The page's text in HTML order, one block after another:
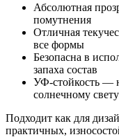
Абсолютная
помутнения
Отличная
все формы
Безопасна в
запаха состав
УФ-стойкость —
солнечному свету
Подходит как для
практичных,